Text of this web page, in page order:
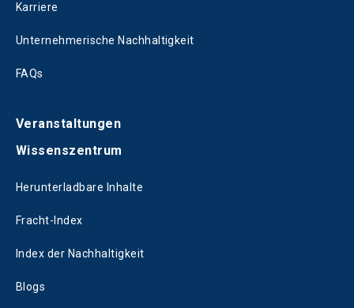
Karriere
Unternehmerische Nachhaltigkeit
FAQs
Veranstaltungen
Wissenszentrum
Herunterladbare Inhalte
Fracht-Index
Index der Nachhaltigkeit
Blogs